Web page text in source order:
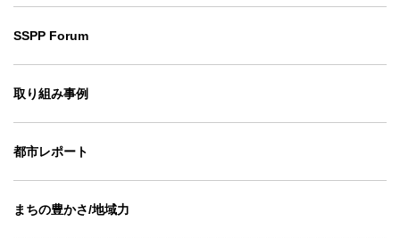
SSPP Forum
取り組み事例
都市レポート
まちの豊かさ/地域力